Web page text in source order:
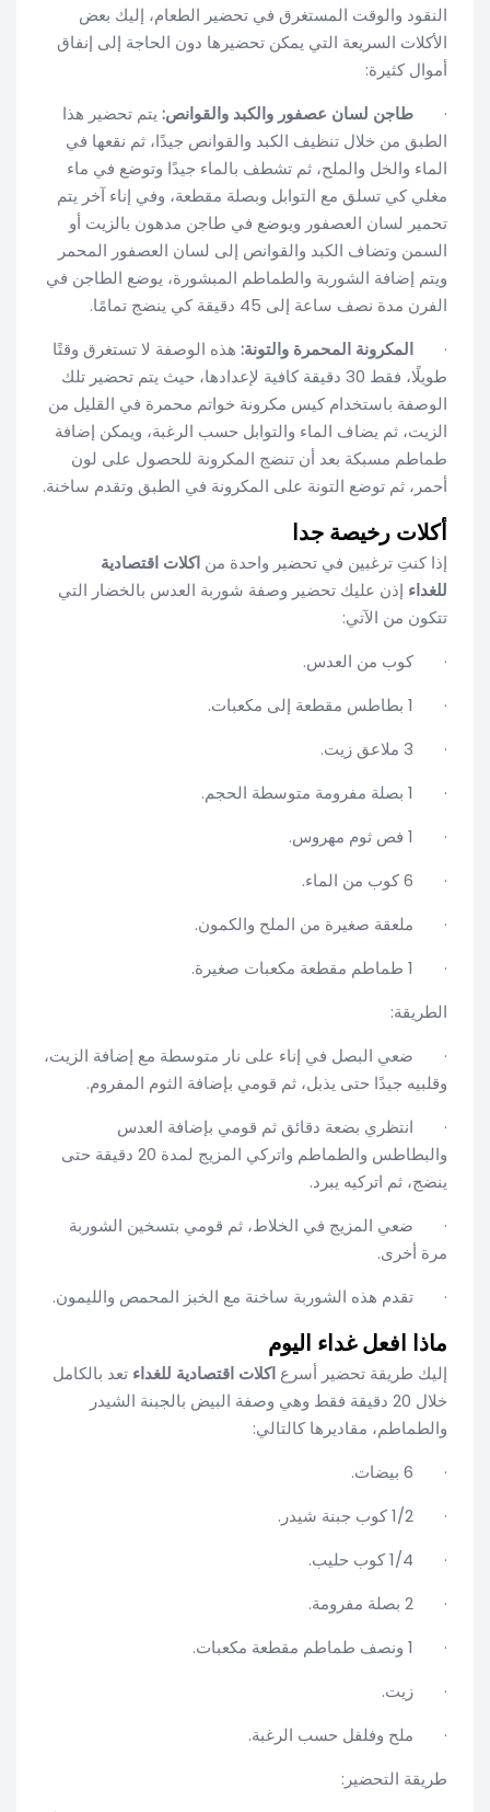
النقود والوقت المستغرق في تحضير الطعام، إليك بعض
الأكلات السريعة التي يمكن تحضيرها دون الحاجة إلى إنفاق
أموال كثيرة:
· طاجن لسان عصفور والكبد والقوانص: يتم تحضير هذا
الطبق من خلال تنظيف الكبد والقوانص جيدًا، ثم نقعها في
الماء والخل والملح، ثم تشطف بالماء جيدًا وتوضع في ماء
مغلي كي تسلق مع التوابل وبصلة مقطعة، وفي إناء آخر يتم
تحمير لسان العصفور ويوضع في طاجن مدهون بالزيت أو
السمن وتضاف الكبد والقوانص إلى لسان العصفور المحمر
ويتم إضافة الشوربة والطماطم المبشورة، يوضع الطاجن في
الفرن مدة نصف ساعة إلى 45 دقيقة كي ينضج تمامًا.
· المكرونة المحمرة والتونة: هذه الوصفة لا تستغرق وقتًا
طويلًا، فقط 30 دقيقة كافية لإعدادها، حيث يتم تحضير تلك
الوصفة باستخدام كيس مكرونة خواتم محمرة في القليل من
الزيت، ثم يضاف الماء والتوابل حسب الرغبة، ويمكن إضافة
طماطم مسبكة بعد أن تنضج المكرونة للحصول على لون
أحمر، ثم توضع التونة على المكرونة في الطبق وتقدم ساخنة.
أكلات رخيصة جدا
إذا كنتِ ترغبين في تحضير واحدة من اكلات اقتصادية
للغداء إذن عليك تحضير وصفة شوربة العدس بالخضار التي
تتكون من الآتي:
· كوب من العدس.
· 1 بطاطس مقطعة إلى مكعبات.
· 3 ملاعق زيت.
· 1 بصلة مفرومة متوسطة الحجم.
· 1 فص ثوم مهروس.
· 6 كوب من الماء.
· ملعقة صغيرة من الملح والكمون.
· 1 طماطم مقطعة مكعبات صغيرة.
الطريقة:
· ضعي البصل في إناء على نار متوسطة مع إضافة الزيت،
وقلبيه جيدًا حتى يذبل، ثم قومي بإضافة الثوم المفروم.
· انتظري بضعة دقائق ثم قومي بإضافة العدس
والبطاطس والطماطم واتركي المزيج لمدة 20 دقيقة حتى
ينضج، ثم اتركيه يبرد.
· ضعي المزيج في الخلاط، ثم قومي بتسخين الشوربة
مرة أخرى.
· تقدم هذه الشوربة ساخنة مع الخبز المحمص والليمون.
ماذا افعل غداء اليوم
إليك طريقة تحضير أسرع اكلات اقتصادية للغداء تعد بالكامل
خلال 20 دقيقة فقط وهي وصفة البيض بالجبنة الشيدر
والطماطم، مقاديرها كالتالي:
· 6 بيضات.
· 1/2 كوب جبنة شيدر.
· 1/4 كوب حليب.
· 2 بصلة مفرومة.
· 1 ونصف طماطم مقطعة مكعبات.
· زيت.
· ملح وفلفل حسب الرغبة.
طريقة التحضير: